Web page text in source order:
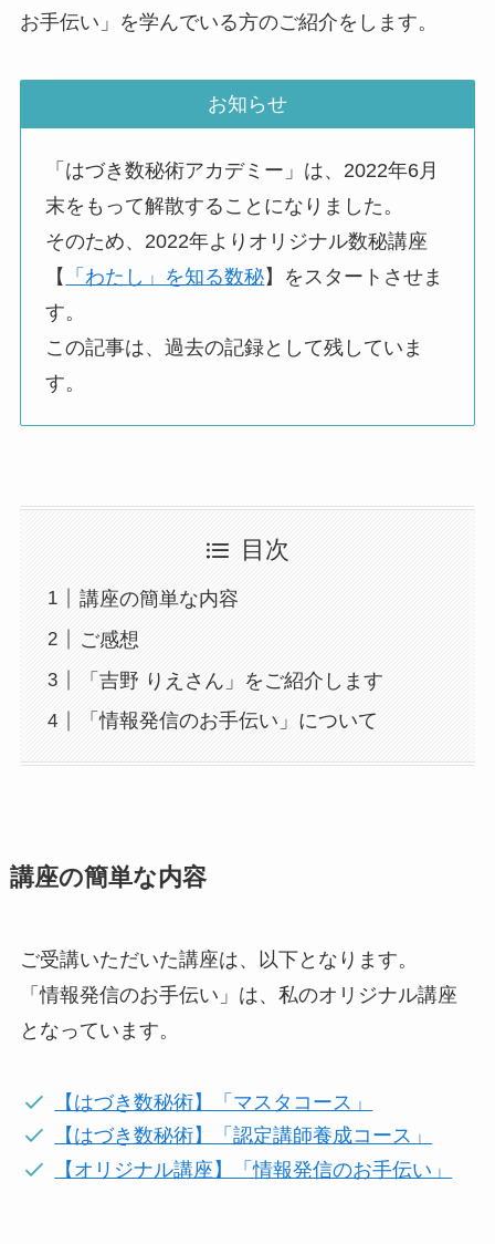
お手伝い」を学んでいる方のご紹介をします。
お知らせ
「はづき数秘術アカデミー」は、2022年6月
末をもって解散することになりました。
そのため、2022年よりオリジナル数秘講座
【
「わたし」を知る数秘】をスタートさせま
す。
この記事は、過去の記録として残していま
す。
目次
講座の簡単な内容
ご感想
「吉野 りえさん」をご紹介します
「情報発信のお手伝い」について
講座の簡単な内容
ご受講いただいた講座は、以下となります。
「情報発信のお手伝い」は、私のオリジナル講座
となっています。
【はづき数秘術】「マスタコース」
【はづき数秘術】「認定講師養成コース」
【オリジナル講座】「情報発信のお手伝い」